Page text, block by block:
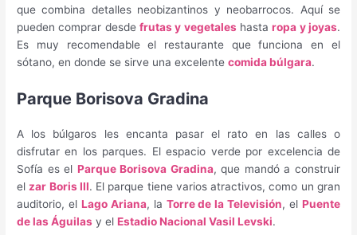
que combina detalles neobizantinos y neobarrocos. Aquí se
pueden comprar desdefrutas y vegetaleshastaropa y joyas.
Es muy recomendable el restaurante que funciona en el
sótano, en donde se sirve una excelentecomida búlgara.
Parque Borisova Gradina
A los búlgaros les encanta pasar el rato en las calles o
disfrutar en los parques. El espacio verde por excelencia de
Sofía es el Parque Borisova Gradina, que mandó a construir
elzar Boris III. El parque tiene varios atractivos, como un gran
auditorio, el Lago Ariana, la Torre de la Televisión, el Puente
de las Águilas y elEstadio Nacional Vasil Levski.